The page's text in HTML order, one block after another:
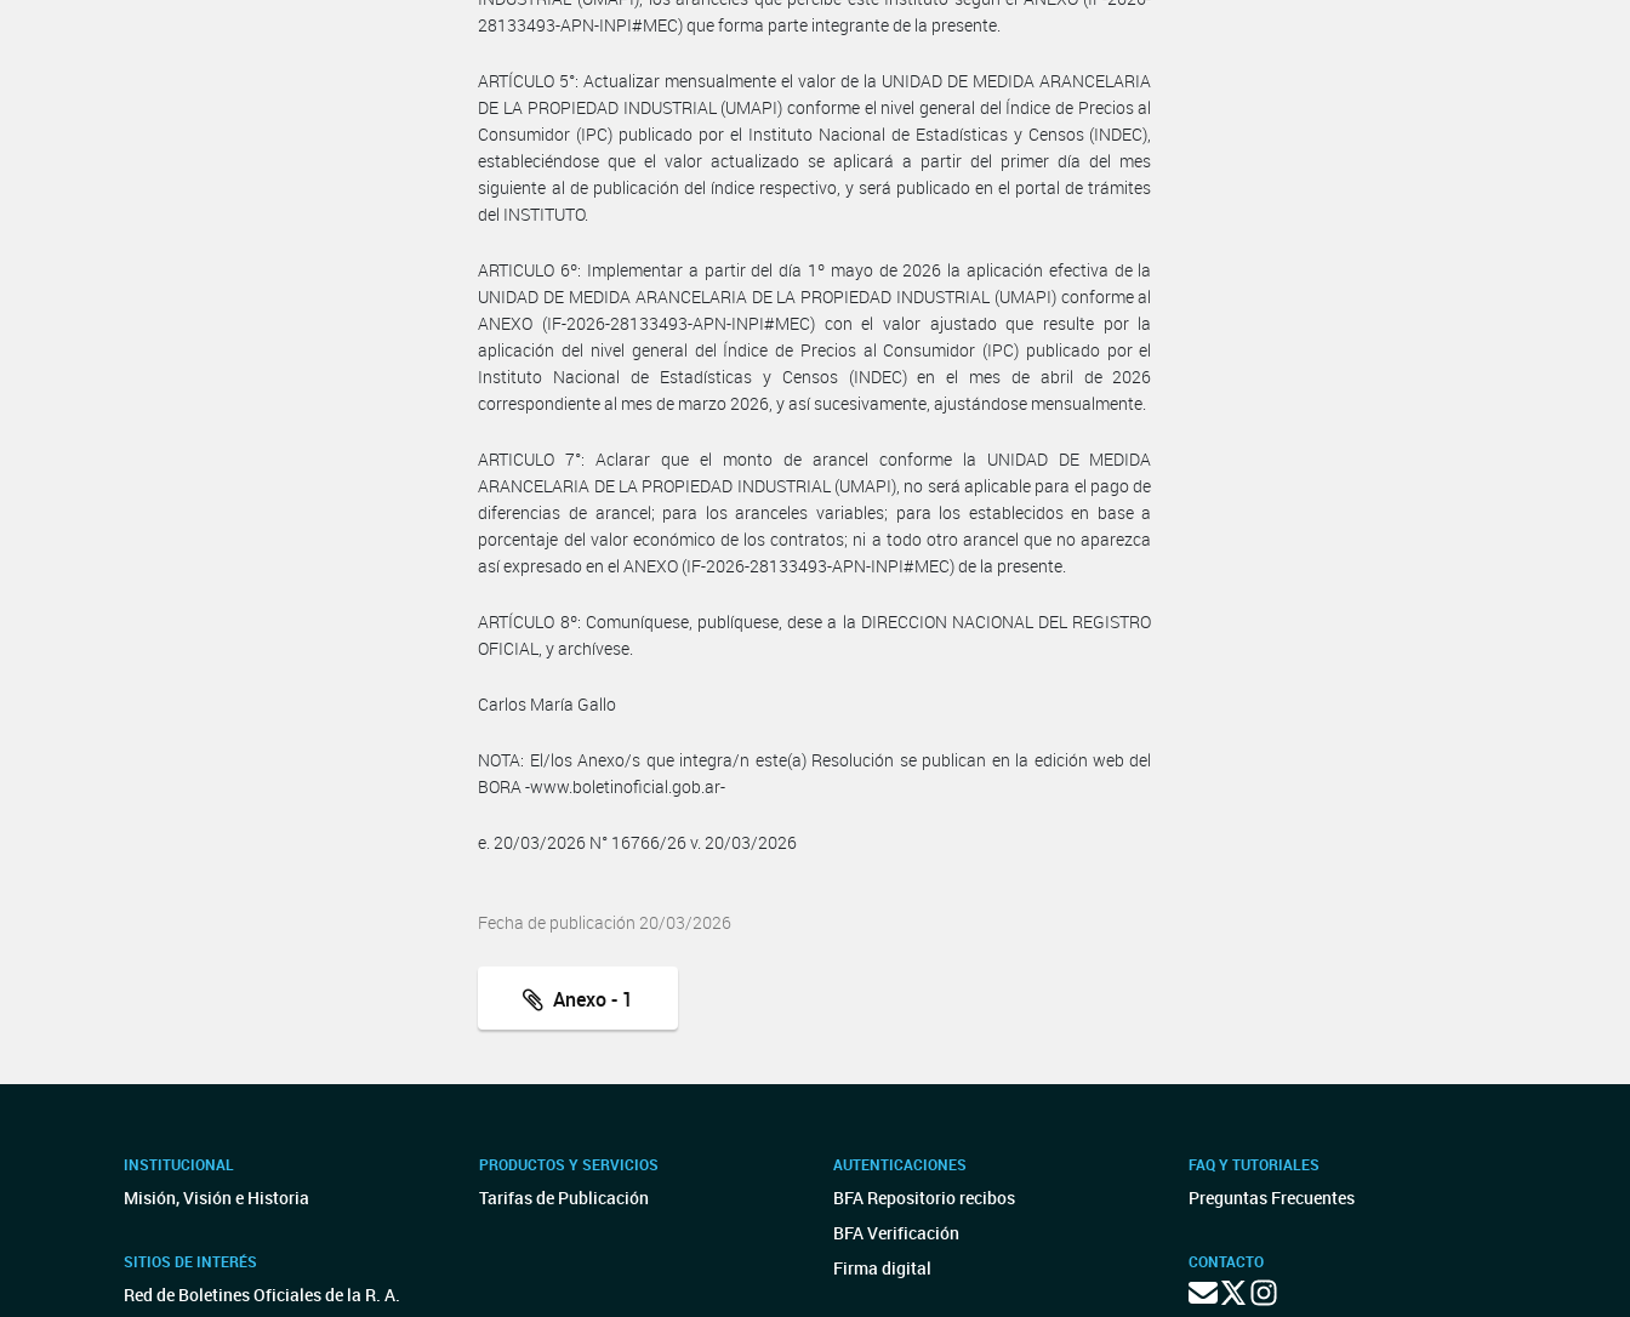
28133493-APN-INPI#MEC) que forma parte integrante de la presente.
ARTÍCULO 5°: Actualizar mensualmente el valor de la UNIDAD DE MEDIDA ARANCELARIA
DE LA PROPIEDAD INDUSTRIAL (UMAPI) conforme el nivel general del Índice de Precios al
Consumidor (IPC) publicado por el Instituto Nacional de Estadísticas y Censos (INDEC),
estableciéndose que el valor actualizado se aplicará a partir del primer día del mes
siguiente al de publicación del índice respectivo, y será publicado en el portal de trámites
del INSTITUTO.
ARTICULO 6º: Implementar a partir del día 1º mayo de 2026 la aplicación efectiva de la
UNIDAD DE MEDIDA ARANCELARIA DE LA PROPIEDAD INDUSTRIAL (UMAPI) conforme al
ANEXO (IF-2026-28133493-APN-INPI#MEC) con el valor ajustado que resulte por la
aplicación del nivel general del Índice de Precios al Consumidor (IPC) publicado por el
Instituto Nacional de Estadísticas y Censos (INDEC) en el mes de abril de 2026
correspondiente al mes de marzo 2026, y así sucesivamente, ajustándose mensualmente.
ARTICULO 7°: Aclarar que el monto de arancel conforme la UNIDAD DE MEDIDA
ARANCELARIA DE LA PROPIEDAD INDUSTRIAL (UMAPI), no será aplicable para el pago de
diferencias de arancel; para los aranceles variables; para los establecidos en base a
porcentaje del valor económico de los contratos; ni a todo otro arancel que no aparezca
así expresado en el ANEXO (IF-2026-28133493-APN-INPI#MEC) de la presente.
ARTÍCULO 8º: Comuníquese, publíquese, dese a la DIRECCION NACIONAL DEL REGISTRO
OFICIAL, y archívese.
Carlos María Gallo
NOTA: El/los Anexo/s que integra/n este(a) Resolución se publican en la edición web del
BORA -www.boletinoficial.gob.ar-
e. 20/03/2026 N° 16766/26 v. 20/03/2026
Fecha de publicación 20/03/2026
Anexo - 1
INSTITUCIONAL
Misión, Visión e Historia
SITIOS DE INTERÉS
Red de Boletines Oficiales de la R. A.
PRODUCTOS Y SERVICIOS
Tarifas de Publicación
AUTENTICACIONES
BFA Repositorio recibos
BFA Verificación
Firma digital
FAQ Y TUTORIALES
Preguntas Frecuentes
CONTACTO